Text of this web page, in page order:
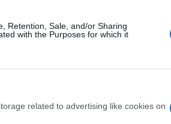
Retention, Sale, and/or Sharing
with the Purposes for which it
related to advertising like cookies on